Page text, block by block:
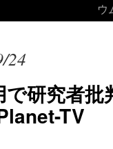
ウ
24
研究者批
TV